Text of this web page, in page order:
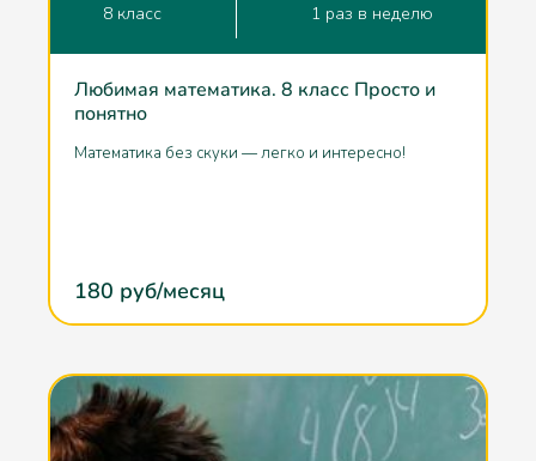
Любимая математика. 8 класс Просто и
понятно
Математика без скуки — легко и интересно!
180 руб/месяц
8 класс 1 раз в неделю